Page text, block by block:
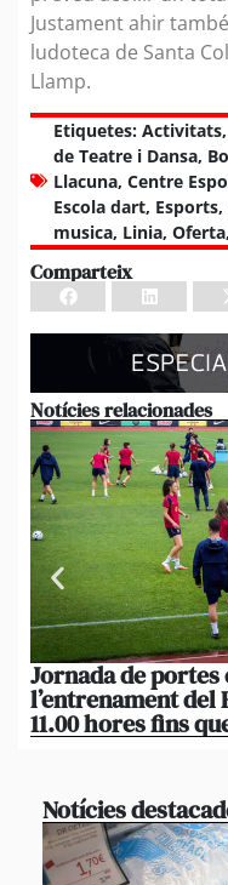
Justament ahir
ludoteca de Santa
Llamp.
Etiquetes: Activitats,
de Teatre i Dansa,
Llacuna, Centre
Escola dart, Esports,
musica, Linia, Oferta,
Comparteix
Notícies relacionades
Jornada de
l’entrenament del
11.00 hores fins
Notícies